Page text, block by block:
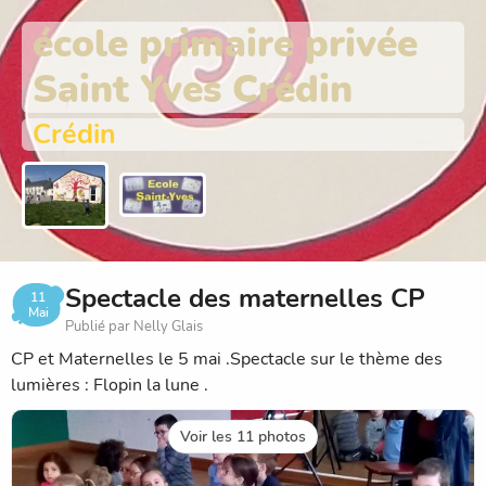
école primaire privée
Saint Yves Crédin
Crédin
11
Mai
Spectacle des maternelles CP
Publié par Nelly Glais
CP et Maternelles le 5 mai .Spectacle sur le thème des
lumières : Flopin la lune .
Voir les 11 photos